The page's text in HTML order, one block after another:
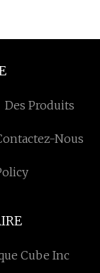
Des Produits
Nous
Botanique Cube Inc